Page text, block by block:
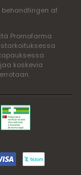
af
Promofarma
koskevia